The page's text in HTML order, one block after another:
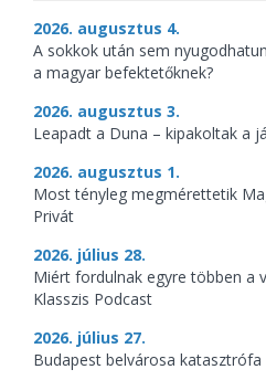
2026. augusztus 4.
A sokkok után sem
a magyar befektetőknek?
2026. augusztus 3.
Leapadt a Duna – kipakoltak a
2026. augusztus 1.
Most tényleg megmérettetik
Privát
2026. július 28.
Miért fordulnak egyre többen a
Klasszis Podcast
2026. július 27.
Budapest belvárosa